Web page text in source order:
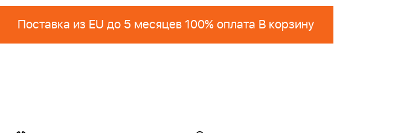
Поставка из EU до 5 месяцев 100% оплата В корзину